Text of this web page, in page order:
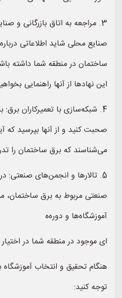
3. مراجعه به اتاق بازرگانی و
صنایع محلی شاید اطلاعاتی
ساختمان در منطقه شما داشته
این نهادها از آنها راهنمایی
4. شبکه‌سازی با تعمیرکاران برق:
صحبت کنید و از آنها بپرسید که
می‌شناسند که برق ساختمان را
5. تالارها و انجمن‌های صنعتی:
صنعتی مربوط به برق ساختمان،
آموزشگاه‌ها و دوره‌ه
ای موجود در منطقه شما در
هنگام تحقیق و انتخاب
توجه کنید: